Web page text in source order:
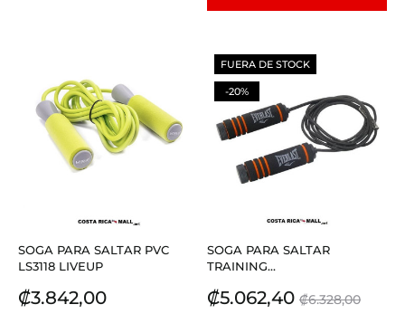
SOGA PARA SALTAR PVC
LS3118 LIVEUP
Precio
₡3.842,00
SOGA PARA SALTAR
TRAINING...
Precio
₡5.062,40 Precio
₡6.328,00
FUERA DE STOCK
-20%